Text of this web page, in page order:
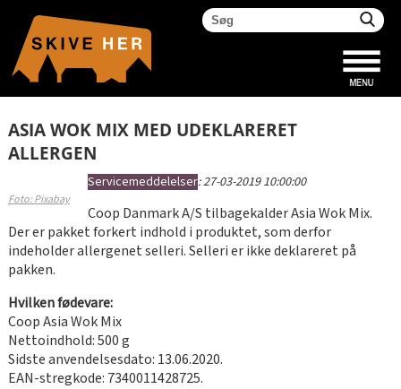
ASIA WOK MIX MED UDEKLARERET
ALLERGEN
Foto: Pixabay
Servicemeddelelser:27-03-2019 10:00:00
Coop Danmark A/S tilbagekalder Asia Wok Mix.
Der er pakket forkert indhold i produktet, som derfor
indeholder allergenet selleri. Selleri er ikke deklareret på
pakken.
Hvilken fødevare:
Coop Asia Wok Mix
Nettoindhold: 500 g
Sidste anvendelsesdato: 13.06.2020.
EAN-stregkode: 7340011428725.